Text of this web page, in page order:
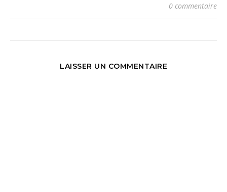
0 commentaire
LAISSER UN COMMENTAIRE